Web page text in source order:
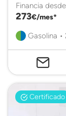
Financia desde
273€/mes*
Gasolina
Certificado